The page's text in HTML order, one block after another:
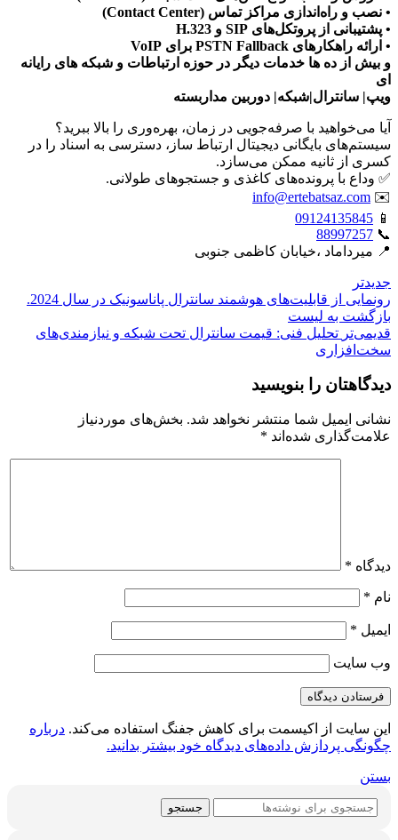
• نصب و راه‌اندازی مراکز تماس (Contact Center)
• پشتیبانی از پروتکل‌های SIP و H.323
• ارائه راهکارهای PSTN Fallback برای VoIP
و بیش از ده ها خدمات دیگر در حوزه ارتباطات و شبکه های رایانه
ای
ویپ| سانترال|شبکه| دوربین مداربسته
آیا می‌خواهید با صرفه‌جویی در زمان، بهره‌وری را بالا ببرید؟
سیستم‌های بایگانی دیجیتال ارتباط ساز، دسترسی به اسناد را در
کسری از ثانیه ممکن می‌سازد.
✅ وداع با پرونده‌های کاغذی و جستجوهای طولانی.
✉️
info@ertebatsaz.com
📱
09124135845
📞
88997257
📍 میرداماد ،خیابان کاظمی جنوبی
جدیدتر
رونمایی از قابلیت‌های هوشمند سانترال پاناسونیک در سال 2024.
بازگشت بە لیست
قدیمی‌تر تحلیل فنی: قیمت سانترال تحت شبکه و نیازمندی‌های
سخت‌افزاری
دیدگاهتان را بنویسید
نشانی ایمیل شما منتشر نخواهد شد. بخش‌های موردنیاز
علامت‌گذاری شده‌اند *
دیدگاه *
نام *
ایمیل *
وب‌ سایت
این سایت از اکیسمت برای کاهش جفنگ استفاده می‌کند. درباره
چگونگی پردازش داده‌های دیدگاه خود بیشتر بدانید.
بستن
جستجو